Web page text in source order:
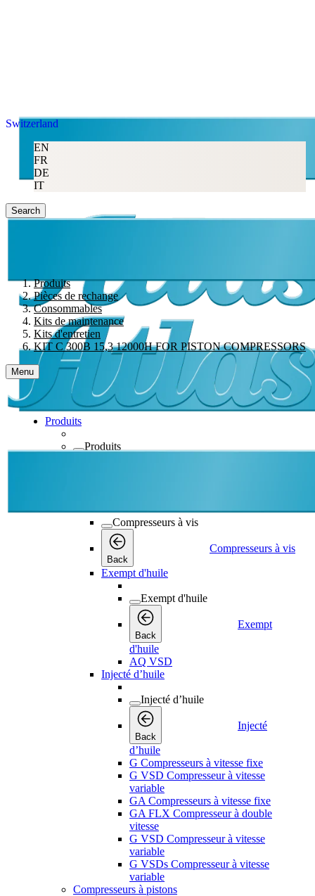
Switzerland
EN
FR
DE
IT
Search
Produits
Pièces de rechange
Consommables
Kits de maintenance
Kits d'entretien
KIT C 300B 15,3 12000H FOR PISTON COMPRESSORS
Menu
Produits
Produits
Compresseurs à vis
Back
Compresseurs à vis
Exempt d'huile
Exempt d'huile
Back
Exempt
d'huile
AQ VSD
Injecté d’huile
Injecté d’huile
Back
Injecté
d’huile
G Compresseurs à vitesse fixe
G VSD Compresseur à vitesse
variable
GA Compresseurs à vitesse fixe
GA FLX Compresseur à double
vitesse
G VSD Compresseur à vitesse
variable
G VSDs Compresseur à vitesse
variable
Compresseurs à pistons